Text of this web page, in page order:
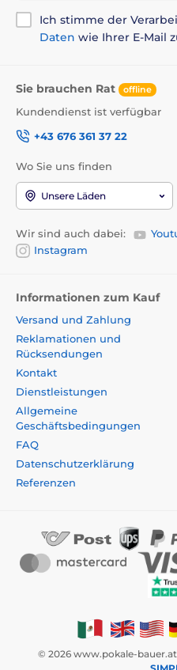
Ich stimme der
Daten wie Ihrer E-Mail
Sie brauchen Rat offline
Kundendienst ist verfügbar
+43 676 361 37 22
Wo Sie uns finden
Unsere Läden
Wir sind auch dabei:
Instagram
Informationen zum Kauf
Versand und Zahlung
Reklamationen und
Rücksendungen
Kontakt
Dienstleistungen
Allgemeine
Geschäftsbedingungen
FAQ
Datenschutzerklärung
Referenzen
© 2026 www.pokale-bauer.at